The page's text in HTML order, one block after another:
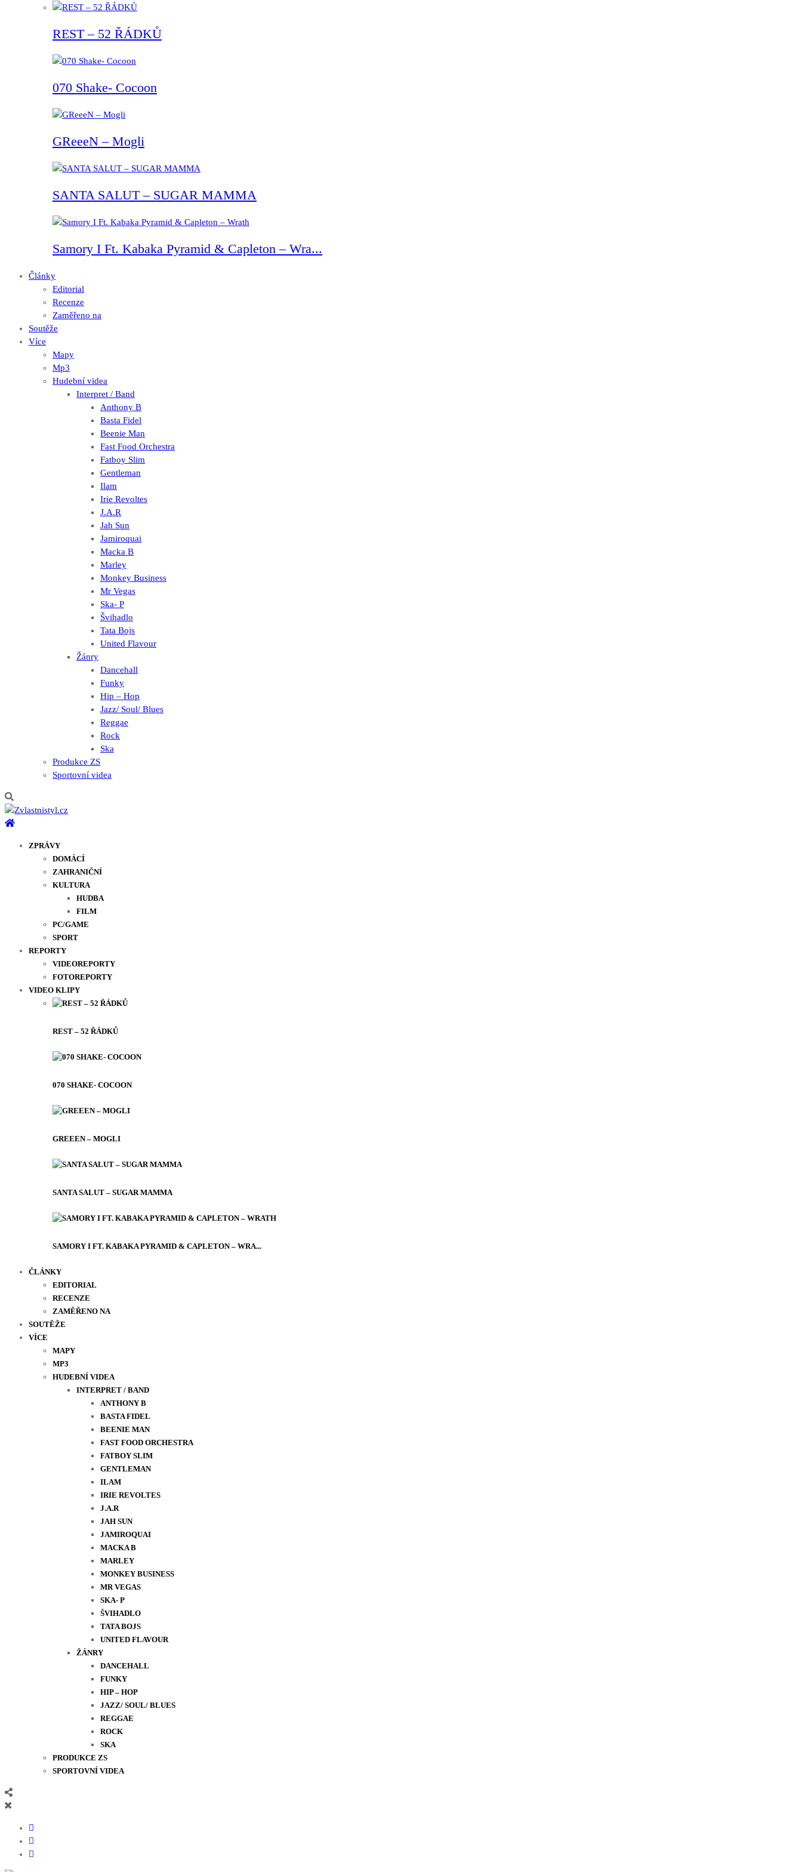
REST – 52 ŘÁDKŮ
070 Shake- Cocoon
GReeeN – Mogli
SANTA SALUT – SUGAR MAMMA
Samory I Ft. Kabaka Pyramid & Capleton – Wra...
Články
Editorial
Recenze
Zaměřeno na
Soutěže
Více
Mapy
Mp3
Hudební videa
Interpret / Band
Anthony B
Basta Fidel
Beenie Man
Fast Food Orchestra
Fatboy Slim
Gentleman
Ilam
Irie Revoltes
J.A.R
Jah Sun
Jamiroquai
Macka B
Marley
Monkey Business
Mr Vegas
Ska- P
Švihadlo
Tata Bojs
United Flavour
Žánry
Dancehall
Funky
Hip – Hop
Jazz/ Soul/ Blues
Reggae
Rock
Ska
Produkce ZS
Sportovní videa
ZPRÁVY
DOMÁCÍ
ZAHRANIČNÍ
KULTURA
HUDBA
FILM
PC/GAME
SPORT
REPORTY
VIDEOREPORTY
FOTOREPORTY
VIDEO KLIPY
REST – 52 ŘÁDKŮ
070 SHAKE- COCOON
GREEEN – MOGLI
SANTA SALUT – SUGAR MAMMA
SAMORY I FT. KABAKA PYRAMID & CAPLETON – WRA...
ČLÁNKY
EDITORIAL
RECENZE
ZAMĚŘENO NA
SOUTĚŽE
VÍCE
MAPY
MP3
HUDEBNÍ VIDEA
INTERPRET / BAND
ANTHONY B
BASTA FIDEL
BEENIE MAN
FAST FOOD ORCHESTRA
FATBOY SLIM
GENTLEMAN
ILAM
IRIE REVOLTES
J.A.R
JAH SUN
JAMIROQUAI
MACKA B
MARLEY
MONKEY BUSINESS
MR VEGAS
SKA- P
ŠVIHADLO
TATA BOJS
UNITED FLAVOUR
ŽÁNRY
DANCEHALL
FUNKY
HIP – HOP
JAZZ/ SOUL/ BLUES
REGGAE
ROCK
SKA
PRODUKCE ZS
SPORTOVNÍ VIDEA